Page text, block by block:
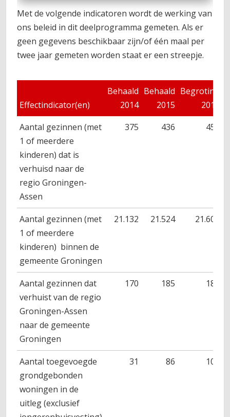
Met de volgende indicatoren wordt de werking van
ons beleid in dit deelprogramma gemeten. Als er
geen gegevens beschikbaar zijn/of één maal per
twee jaar gemeten worden staat er een streepje.
Effectindicator(en)
Behaald
2014
Behaald
2015
Begroting
2016
Aantal gezinnen (met
1 of meerdere
kinderen) dat is
verhuisd naar de
regio Groningen-
Assen
375 436 450
Aantal gezinnen (met
1 of meerdere
kinderen) binnen de
gemeente Groningen
21.132 21.524 21.600
Aantal gezinnen dat
verhuist van de regio
Groningen-Assen
naar de gemeente
Groningen
170 185 180
Aantal toegevoegde
grondgebonden
woningen in de
uitleg (exclusief
31 86 106